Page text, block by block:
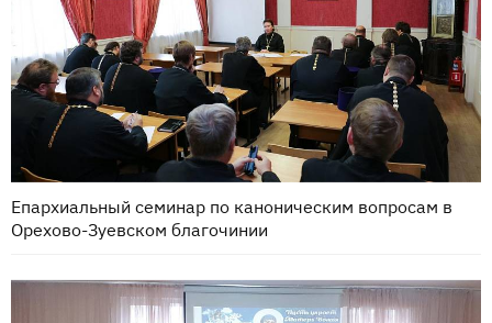
Епархиальный семинар по каноническим вопросам в
Орехово-Зуевском благочинии